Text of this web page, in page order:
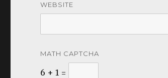
WEBSITE
MATH CAPTCHA
6 + 1 =